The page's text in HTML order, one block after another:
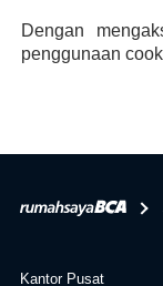
memberikan
pengajuan KPR
tentang
bertanggung
Dengan
penggunaan
Kantor Pusat